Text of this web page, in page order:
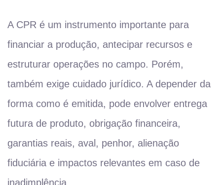
A CPR é um instrumento importante para
financiar a produção, antecipar recursos e
estruturar operações no campo. Porém,
também exige cuidado jurídico. A depender da
forma como é emitida, pode envolver entrega
futura de produto, obrigação financeira,
garantias reais, aval, penhor, alienação
fiduciária e impactos relevantes em caso de
inadimplência.